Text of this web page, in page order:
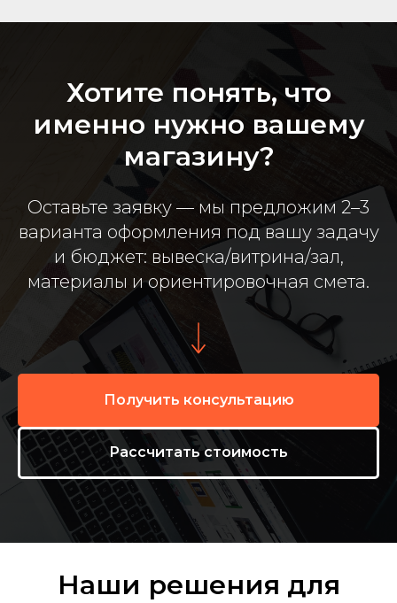
Хотите понять, что
именно нужно вашему
магазину?
Оставьте заявку — мы предложим 2–3
варианта оформления под вашу задачу
и бюджет: вывеска/витрина/зал,
материалы и ориентировочная смета.
Получить консультацию
Рассчитать стоимость
Наши решения для